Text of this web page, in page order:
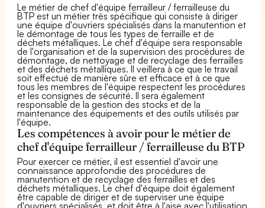
Le métier de chef d'équipe ferrailleur / ferrailleuse du
BTP est un métier très spécifique qui consiste à diriger
une équipe d'ouvriers spécialisés dans la manutention et
le démontage de tous les types de ferraille et de
déchets métalliques. Le chef d'équipe sera responsable
de l'organisation et de la supervision des procédures de
démontage, de nettoyage et de recyclage des ferrailles
et des déchets métalliques. Il veillera à ce que le travail
soit effectué de manière sûre et efficace et à ce que
tous les membres de l'équipe respectent les procédures
et les consignes de sécurité. Il sera également
responsable de la gestion des stocks et de la
maintenance des équipements et des outils utilisés par
l'équipe.
Les compétences à avoir pour le métier de
chef d'équipe ferrailleur / ferrailleuse du BTP
Pour exercer ce métier, il est essentiel d'avoir une
connaissance approfondie des procédures de
manutention et de recyclage des ferrailles et des
déchets métalliques. Le chef d'équipe doit également
être capable de diriger et de superviser une équipe
d'ouvriers spécialisés, et doit être à l'aise avec l'utilisation